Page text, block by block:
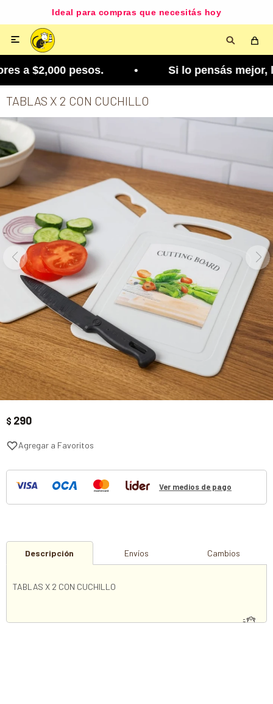
Ideal para compras que necesitás hoy

a $2,000 pesos. • Si lo pensás mejor, lo
TABLAS X 2 CON CUCHILLO
$ 290
Ver medios de pago
Descripción Envíos Cambios
TABLAS X 2 CON CUCHILLO